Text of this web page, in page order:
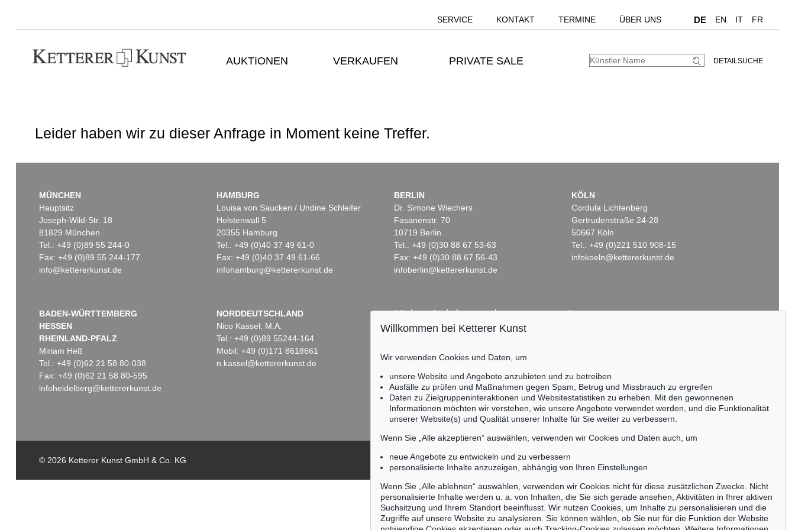
SERVICE KONTAKT TERMINE ÜBER UNS DE EN IT FR
AUKTIONEN VERKAUFEN PRIVATE SALE DETAILSUCHE
Leider haben wir zu dieser Anfrage in Moment keine Treffer.
MÜNCHEN
Hauptsitz
Joseph-Wild-Str. 18
81829 München
Tel.: +49 (0)89 55 244-0
Fax: +49 (0)89 55 244-177
info@kettererkunst.de
HAMBURG
Louisa von Saucken / Undine Schleifer
Holstenwall 5
20355 Hamburg
Tel.: +49 (0)40 37 49 61-0
Fax: +49 (0)40 37 49 61-66
infohamburg@kettererkunst.de
BERLIN
Dr. Simone Wiechers
Fasanenstr. 70
10719 Berlin
Tel.: +49 (0)30 88 67 53-63
Fax: +49 (0)30 88 67 56-43
infoberlin@kettererkunst.de
KÖLN
Cordula Lichtenberg
Gertrudenstraße 24-28
50667 Köln
Tel.: +49 (0)221 510 908-15
infokoeln@kettererkunst.de
BADEN-WÜRTTEMBERG
HESSEN
RHEINLAND-PFALZ
Miriam Heß
Tel.: +49 (0)62 21 58 80-038
Fax: +49 (0)62 21 58 80-595
infoheidelberg@kettererkunst.de
NORDDEUTSCHLAND
Nico Kassel, M.A.
Tel.: +49 (0)89 55244-164
Mobil: +49 (0)171 8618661
n.kassel@kettererkunst.de
Keine Auktion mehr verpassen!
Wir informieren Sie rechtzeitig.
© 2026 Ketterer Kunst GmbH & Co. KG
Willkommen bei Ketterer Kunst
Wir verwenden Cookies und Daten, um
unsere Website und Angebote anzubieten und zu betreiben
Ausfälle zu prüfen und Maßnahmen gegen Spam, Betrug und Missbrauch zu ergreifen
Daten zu Zielgruppeninteraktionen und Websitestatistiken zu erheben. Mit den gewonnenen
Informationen möchten wir verstehen, wie unsere Angebote verwendet werden, und die Funktionalität
unserer Website(s) und Qualität unserer Inhalte für Sie weiter zu verbessern.
Wenn Sie „Alle akzeptieren“ auswählen, verwenden wir Cookies und Daten auch, um
neue Angebote zu entwickeln und zu verbessern
personalisierte Inhalte anzuzeigen, abhängig von Ihren Einstellungen
Wenn Sie „Alle ablehnen“ auswählen, verwenden wir Cookies nicht für diese zusätzlichen Zwecke. Nicht
personalisierte Inhalte werden u. a. von Inhalten, die Sie sich gerade ansehen, Aktivitäten in Ihrer aktiven
Suchsitzung und Ihrem Standort beeinflusst. Wir nutzen Cookies, um Inhalte zu personalisieren und die
Zugriffe auf unsere Website zu analysieren. Sie können wählen, ob Sie nur für die Funktion der Website